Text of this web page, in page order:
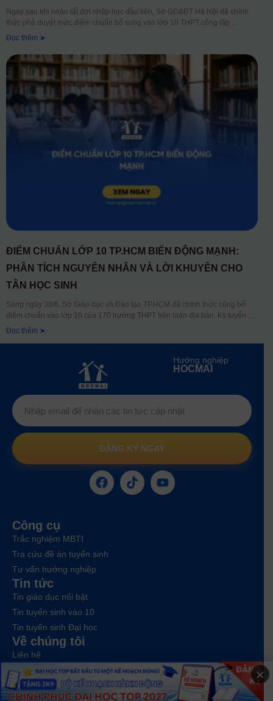
Ngay sau khi hoàn tất đợt nhập học đầu tiên, Sở GD&ĐT Hà Nội đã chính
thức phê duyệt mức điểm chuẩn bổ sung vào lớp 10 THPT công lập
Đọc thêm ➤
ĐIỂM CHUẨN LỚP 10 TP.HCM BIẾN ĐỘNG MẠNH:
PHÂN TÍCH NGUYÊN NHÂN VÀ LỜI KHUYÊN CHO
TÂN HỌC SINH
Sáng ngày 30/6, Sở Giáo dục và Đào tạo TP.HCM đã chính thức công bố
điểm chuẩn vào lớp 10 của 170 trường THPT trên toàn địa bàn. Kỳ tuyển
Đọc thêm ➤
Hướng nghiệp
HOCMAI
ĐĂNG KÝ NGAY
Công cụ
Trắc nghiệm MBTI
Tra cứu đề án tuyển sinh
Tư vấn hướng nghiệp
Tin tức
Tin giáo dục nổi bật
Tin tuyển sinh vào 10
Tin tuyển sinh Đại học
Về chúng tôi
Liên hệ
Điều khoản dịch vụ
Chính sách bảo mật
×